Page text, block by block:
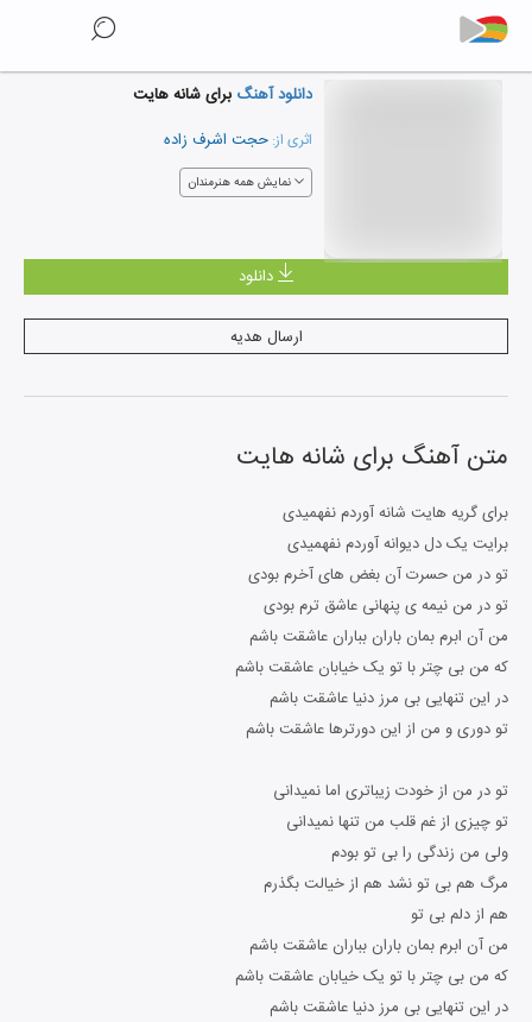
دانلود آهنگ برای شانه هایت
اثری از: حجت اشرف زاده
نمایش همه هنرمندان
دانلود
ارسال هدیه
متن آهنگ برای شانه هایت
برای گریه هایت شانه آوردم نفهمیدی
برایت یک دل دیوانه آوردم نفهمیدی
تو در من حسرت آن بغض های آخرم بودی
تو در من نیمه ی پنهانی عاشق ترم بودی
من آن ابرم بمان باران بباران عاشقت باشم
که من بی چتر با تو یک خیابان عاشقت باشم
در این تنهایی بی مرز دنیا عاشقت باشم
تو دوری و من از این دورترها عاشقت باشم
تو در من از خودت زیباتری اما نمیدانی
تو چیزی از غم قلب من تنها نمیدانی
ولی من زندگی را بی تو بودم
مرگ هم بی تو نشد هم از خیالت بگذرم
هم از دلم بی تو
من آن ابرم بمان باران بباران عاشقت باشم
که من بی چتر با تو یک خیابان عاشقت باشم
در این تنهایی بی مرز دنیا عاشقت باشم